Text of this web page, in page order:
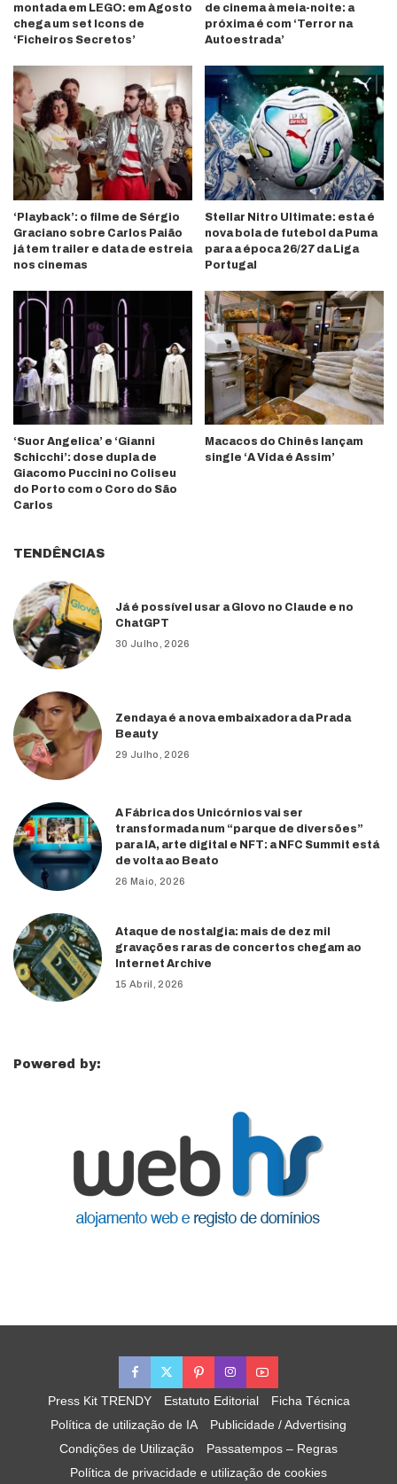
montada em LEGO: em Agosto
chega um set Icons de
‘Ficheiros Secretos’
de cinema à meia-noite: a
próxima é com ‘Terror na
Autoestrada’
‘Playback’: o filme de Sérgio
Graciano sobre Carlos Paião
já tem trailer e data de estreia
nos cinemas
Stellar Nitro Ultimate: esta é
nova bola de futebol da Puma
para a época 26/27 da Liga
Portugal
‘Suor Angelica’ e ‘Gianni
Schicchi’: dose dupla de
Giacomo Puccini no Coliseu
do Porto com o Coro do São
Carlos
Macacos do Chinês lançam
single ‘A Vida é Assim’
TENDÊNCIAS
Já é possível usar a Glovo no Claude e no
ChatGPT
30 Julho, 2026
Zendaya é a nova embaixadora da Prada
Beauty
29 Julho, 2026
A Fábrica dos Unicórnios vai ser
transformada num “parque de diversões”
para IA, arte digital e NFT: a NFC Summit está
de volta ao Beato
26 Maio, 2026
Ataque de nostalgia: mais de dez mil
gravações raras de concertos chegam ao
Internet Archive
15 Abril, 2026
Powered by:
Press Kit TRENDY Estatuto Editorial
Ficha Técnica
Política de utilização de IA
Publicidade / Advertising
Condições de Utilização
Passatempos – Regras
Política de privacidade e utilização de cookies